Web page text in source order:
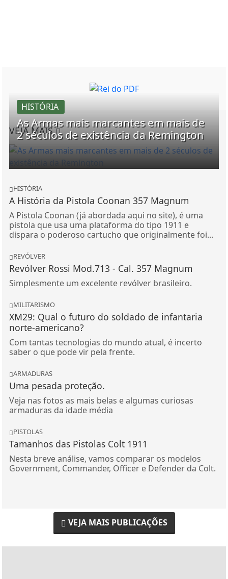
VEJA MAIS
HISTÓRIA
As Armas mais marcantes em mais de
2 séculos de existência da Remington
HISTÓRIA
A História da Pistola Coonan 357 Magnum
A Pistola Coonan (já abordada aqui no site), é uma
pistola que usa uma plataforma do tipo 1911 e
dispara o poderoso cartucho que originalmente foi...
REVÓLVER
Revólver Rossi Mod.713 - Cal. 357 Magnum
Simplesmente um excelente revólver brasileiro.
MILITARISMO
XM29: Qual o futuro do soldado de infantaria
norte-americano?
Com tantas tecnologias do mundo atual, é incerto
saber o que pode vir pela frente.
ARMADURAS
Uma pesada proteção.
Veja nas fotos as mais belas e algumas curiosas
armaduras da idade média
PISTOLAS
Tamanhos das Pistolas Colt 1911
Nesta breve análise, vamos comparar os modelos
Government, Commander, Officer e Defender da Colt.
VEJA MAIS PUBLICAÇÕES